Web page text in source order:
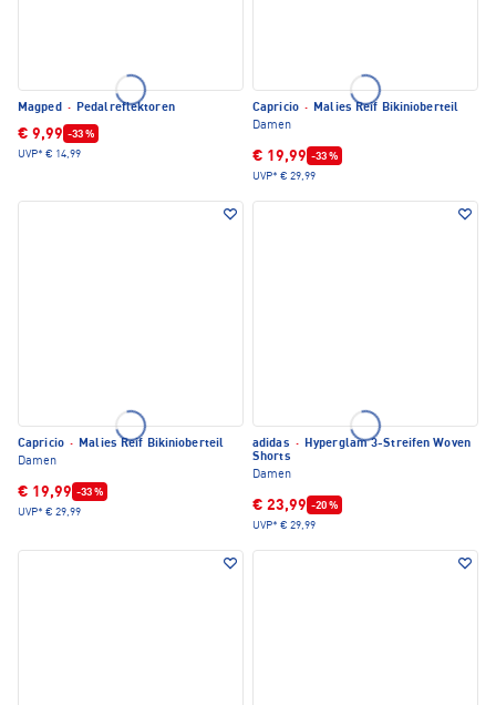
Magped · Pedalreflektoren
€ 9,99 -33 %
UVP* € 14,99
Capricio · Malies Reif Bikinioberteil
Damen
€ 19,99 -33 %
UVP* € 29,99
Capricio · Malies Reif Bikinioberteil
Damen
€ 19,99 -33 %
UVP* € 29,99
adidas · Hyperglam 3-Streifen Woven
Shorts
Damen
€ 23,99 -20 %
UVP* € 29,99